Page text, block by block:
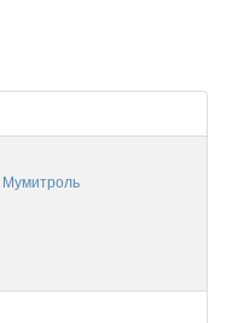
Мумитроль